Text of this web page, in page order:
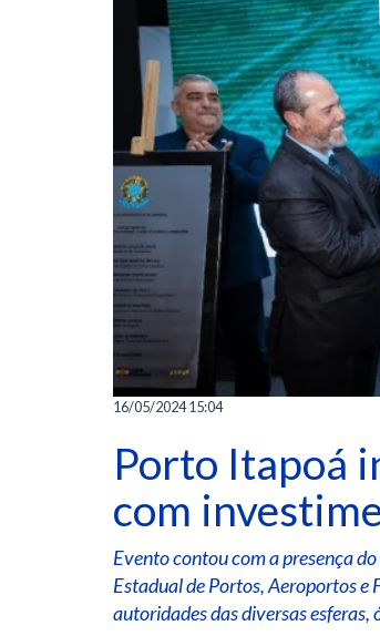
16/05/2024 15:04
Porto Itapoá
com
Evento contou com a presença
Estadual de Portos, Aeroportos e
autoridades das diversas